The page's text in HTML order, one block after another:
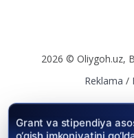
2026 © Oliygoh.uz,
Reklama /
Grant va stipendiya